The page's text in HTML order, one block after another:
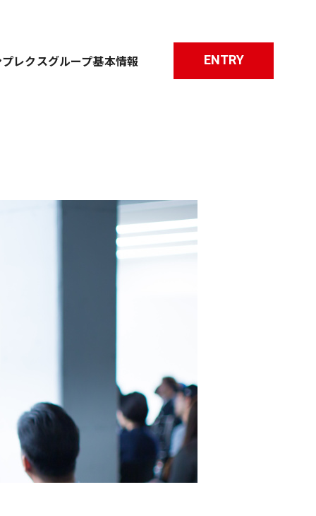
レクスグループ基本情報 ENTRY
よくあるご質問